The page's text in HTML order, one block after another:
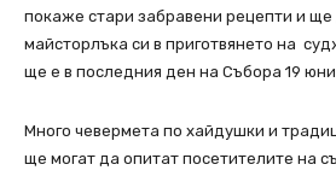
покаже стари забравени рецепти и
майсторлъка си в приготвянето на
ще е в последния ден на Събора 19 юни
Много чевермета по хайдушки и
ще могат да опитат посетителите на